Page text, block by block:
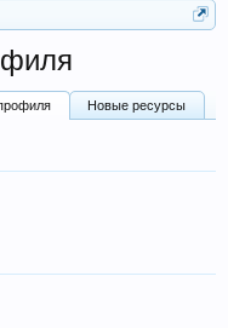
Новые ресурсы